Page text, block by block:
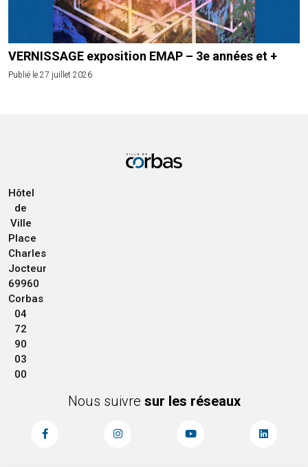
VERNISSAGE exposition EMAP – 3e années et +
Publié le 27 juillet 2026
Hôtel
de
Ville
Place
Charles
Jocteur
69960
Corbas
04
72
90
03
00
Nous suivre sur les réseaux